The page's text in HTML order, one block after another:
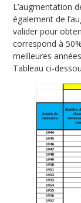
L’augmentation
également de
valider pour
correspond à
meilleures
Tableau ci-